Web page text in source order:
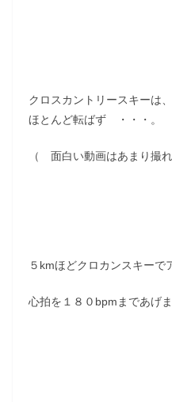
クロスカントリースキーは
ほとんど転ばず ・・・。
（ 面白い動画はあまり撮
５kmほどクロカンスキーで
心拍を１８０bpmまであげま